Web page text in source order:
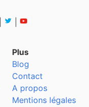
Plus
Blog
Contact
A propos
Mentions légales